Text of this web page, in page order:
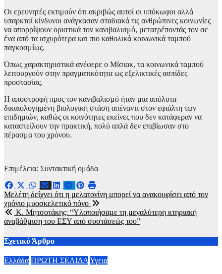
Οι ερευνητές εκτιμούν ότι ακριβώς αυτοί οι υπόκωφοι αλλά
υπαρκτοί κίνδυνοι ανάγκασαν σταδιακά τις ανθρώπινες κοινωνίες
να απορρίψουν οριστικά τον κανιβαλισμό, μετατρέποντάς τον σε
ένα από τα ισχυρότερα και πιο καθολικά κοινωνικά ταμπού
παγκοσμίως.
Όπως χαρακτηριστικά ανέφερε ο Μίσιακ, τα κοινωνικά ταμπού
λειτουργούν στην πραγματικότητα ως εξελικτικές ασπίδες
προστασίας.
Η αποστροφή προς τον κανιβαλισμό ήταν μια απόλυτα
δικαιολογημένη βιολογική στάση απέναντι στον εφιάλτη των
επιδημιών, καθώς οι κοινότητες εκείνες που δεν κατάφεραν να
καταστείλουν την πρακτική, πολύ απλά δεν επιβίωσαν στο
πέρασμα του χρόνου.
Επιμέλεια: Συντακτική ομάδα
Πλοήγηση
άρθρων
Μελέτη δείχνει ότι η μελατονίνη μπορεί να ανακουφίσει από τον
χρόνιο μυοσκελετικό πόνο
Κ. Μητσοτάκης: “Υλοποιήσαμε τη μεγαλύτερη κτηριακή
αναβάθμιση του ΕΣΥ από συστάσεώς του”
Σχετικό Άρθρο
Ελλάδα ΠΡΩΤΗ ΣΕΛΙΔΑ Υγεια